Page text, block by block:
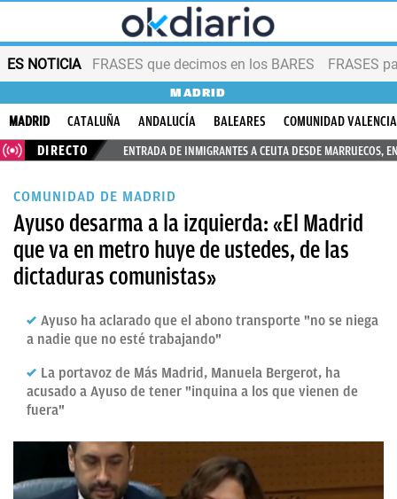
ES NOTICIA FRASES que decimos en los BARES FRASES
MADRID
MADRID CATALUÑA ANDALUCÍA BALEARES
COMUNIDAD
DIRECTO
ENTRADA DE INMIGRANTES A CEUTA DESDE MARRUECOS,
COMUNIDAD DE MADRID
Ayuso desarma a la izquierda: «El Madrid
que va en metro huye de ustedes, de las
dictaduras comunistas»
Ayuso ha aclarado que el abono transporte "no se niega
a nadie que no esté trabajando"
La portavoz de Más Madrid, Manuela Bergerot, ha
acusado a Ayuso de tener "inquina a los que vienen de
fuera"